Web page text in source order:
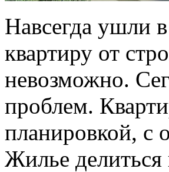
Навсегда ушли
квартиру от
невозможно.
проблем.
планировкой, с
Жилье